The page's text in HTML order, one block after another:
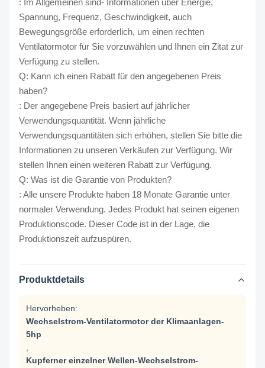
: Im Allgemeinen sind- Informationen über Energie,
Spannung, Frequenz, Geschwindigkeit, auch
Bewegungsgröße erforderlich, um einen rechten
Ventilatormotor für Sie vorzuwählen und Ihnen ein Zitat zur
Verfügung zu stellen.
Q: Kann ich einen Rabatt für den angegebenen Preis
haben?
: Der angegebene Preis basiert auf jährlicher
Verwendungsquantität. Wenn jährliche
Verwendungsquantitäten sich erhöhen, stellen Sie bitte die
Informationen zu unseren Verkäufen zur Verfügung. Wir
stellen Ihnen einen weiteren Rabatt zur Verfügung.
Q: Was ist die Garantie von Produkten?
: Alle unsere Produkte haben 18 Monate Garantie unter
normaler Verwendung. Jedes Produkt hat seinen eigenen
Produktionscode. Dieser Code ist in der Lage, die
Produktionszeit aufzuspüren.
Produktdetails
Hervorheben:
Wechselstrom-Ventilatormotor der Klimaanlagen-
5hp
Kupferner einzelner Wellen-Wechselstrom-